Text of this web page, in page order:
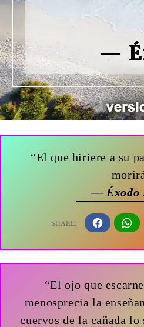
“El que hiriere a su
— Éxodo
“El ojo que
menosprecia la
cuervos de la cañada lo